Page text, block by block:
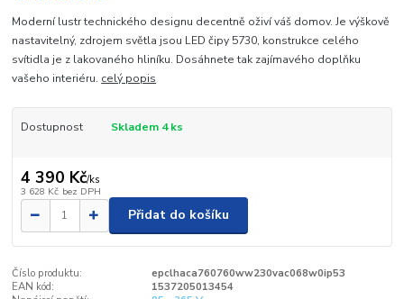
Moderní lustr technického designu decentně oživí váš domov. Je výškově
nastavitelný, zdrojem světla jsou LED čipy 5730, konstrukce celého
svítidla je z lakovaného hliníku. Dosáhnete tak zajímavého doplňku
vašeho interiéru. celý popis
Dostupnost Skladem 4 ks
4 390 Kč/ks
3 628 Kč bez DPH
Přidat do košíku
Číslo produktu:
epclhaca760760ww230vac068w0ip53
EAN kód:
1537205013454